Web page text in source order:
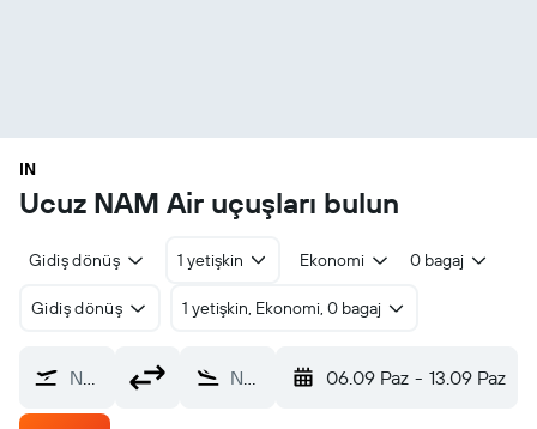
IN
Ucuz NAM Air uçuşları bulun
Gidiş dönüş 1 yetişkin Ekonomi 0 bagaj
Gidiş dönüş 1 yetişkin, Ekonomi, 0 bagaj
Nereden? Nereye? 06.09 Paz - 13.09 Paz